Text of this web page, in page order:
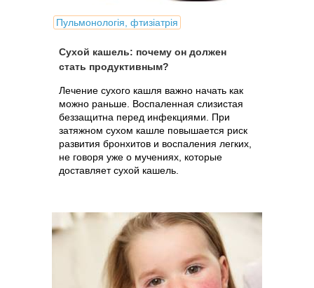
Пульмонологія, фтизіатрія
Сухой кашель: почему он должен
стать продуктивным?
Лечение сухого кашля важно начать как
можно раньше. Воспаленная слизистая
беззащитна перед инфекциями. При
затяжном сухом кашле повышается риск
развития бронхитов и воспаления легких,
не говоря уже о мучениях, которые
доставляет сухой кашель.